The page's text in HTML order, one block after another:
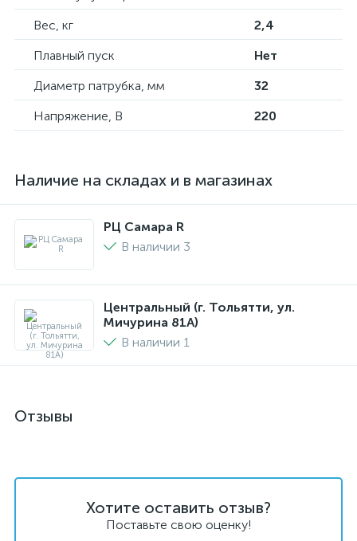
Вес, кг
2,4
Плавный пуск
Нет
Диаметр патрубка, мм
32
Напряжение, В
220
Наличие на складах и в магазинах
РЦ Самара R
В наличии 3
Центральный (г. Тольятти, ул.
Мичурина 81А)
В наличии 1
Отзывы
Хотите оставить отзыв?
Поставьте свою оценку!